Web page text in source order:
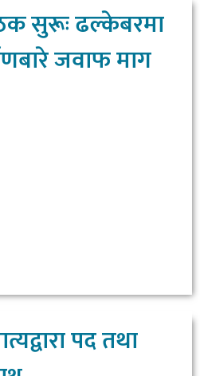
सुरूः ढल्केबरमा
जवाफ माग
पद तथा